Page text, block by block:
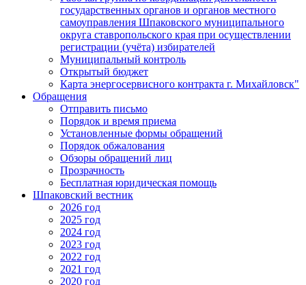
государственных органов и органов местного
самоуправления Шпаковского муниципального
округа ставропольского края при осуществлении
регистрации (учёта) избирателей
Муниципальный контроль
Открытый бюджет
Карта энергосервисного контракта г. Михайловск"
Обращения
Отправить письмо
Порядок и время приема
Установленные формы обращений
Порядок обжалования
Обзоры обращений лиц
Прозрачность
Бесплатная юридическая помощь
Шпаковский вестник
2026 год
2025 год
2024 год
2023 год
2022 год
2021 год
2020 год